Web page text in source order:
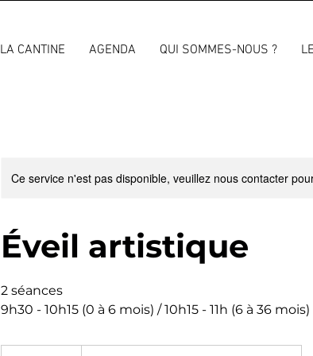
LA CANTINE AGENDA QUI SOMMES-NOUS ?
Ce service n'est pas disponible, veuillez nous contacter
Éveil artistique
2 séances
9h30 - 10h15 (0 à 6 mois) / 10h15 - 11h (6 à 36 mois)